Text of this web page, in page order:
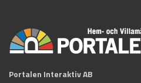
Portalen Interaktiv AB